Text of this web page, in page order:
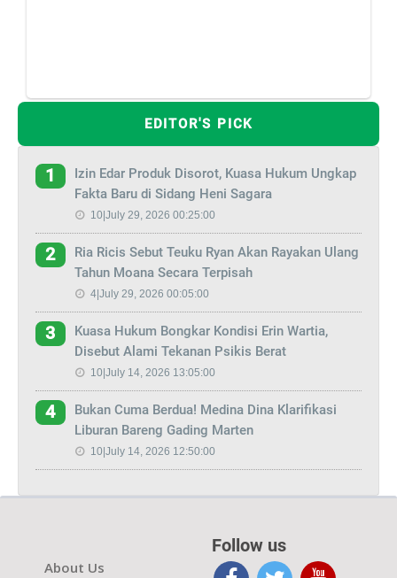
EDITOR'S PICK
1
Izin Edar Produk Disorot, Kuasa Hukum Ungkap
Fakta Baru di Sidang Heni Sagara
10|July 29, 2026 00:25:00
2
Ria Ricis Sebut Teuku Ryan Akan Rayakan Ulang
Tahun Moana Secara Terpisah
4|July 29, 2026 00:05:00
3
Kuasa Hukum Bongkar Kondisi Erin Wartia,
Disebut Alami Tekanan Psikis Berat
10|July 14, 2026 13:05:00
4
Bukan Cuma Berdua! Medina Dina Klarifikasi
Liburan Bareng Gading Marten
10|July 14, 2026 12:50:00
About Us
Follow us